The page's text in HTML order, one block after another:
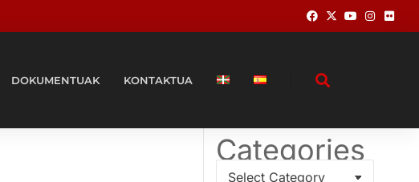
DOKUMENTUAK KONTAKTUA
Categories